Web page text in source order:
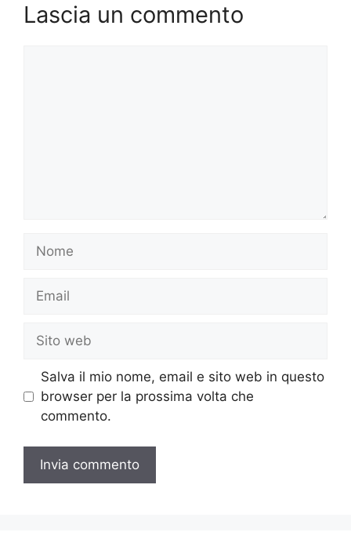
Lascia un commento
Nome
Email
Sito
web
Salva il mio nome, email e sito web in questo
browser per la prossima volta che
commento.